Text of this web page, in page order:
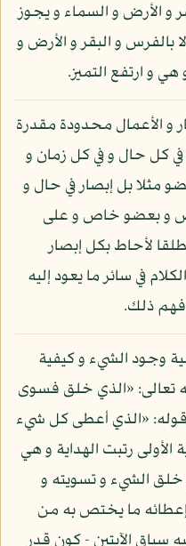
و الأرض و السماء و يجوز
بالفرس و البقر و الأرض و
و ارتفع التميز.
و الأعمال محدودة مقدرة
في كل حال و في كل زمان و
مثلا بل إبصار في حال و
و بعضو خاص و على
لأحاط بكل إبصار
في سائر ما يعود إليه
ذلك.
وجود الشيء و كيفية
تعالى: «الذي خلق فسوى
قدر فهدى»: الأعلى: 3، و قوله: «الذي أعطى كل شيء
طه: 50 فإن الآية الأولى رتبت الهداية و هي
الشيء و تسويته و
إعطائه ما يختص به من
سياق الآيتين - كون قدر